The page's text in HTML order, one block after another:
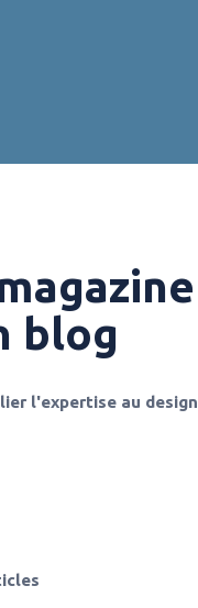
blog
l'expertise au design